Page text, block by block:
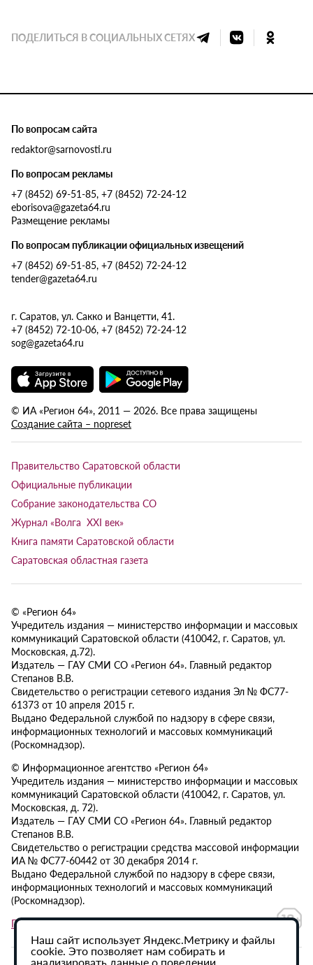
ПОДЕЛИТЬСЯ В СОЦИАЛЬНЫХ СЕТЯХ
По вопросам сайта
redaktor@sarnovosti.ru
По вопросам рекламы
+7 (8452) 69-51-85, +7 (8452) 72-24-12
eborisova@gazeta64.ru
Размещение рекламы
По вопросам публикации официальных извещений
+7 (8452) 69-51-85, +7 (8452) 72-24-12
tender@gazeta64.ru
г. Саратов, ул. Сакко и Ванцетти, 41.
+7 (8452) 72-10-06, +7 (8452) 72-24-12
sog@gazeta64.ru
© ИА «Регион 64», 2011 — 2026. Все права защищены
Создание сайта – nopreset
Правительство Саратовской области
Официальные публикации
Собрание законодательства СО
Журнал «Волга XXI век»
Книга памяти Саратовской области
Саратовская областная газета
© «Регион 64»
Учредитель издания — министерство информации и массовых
коммуникаций Саратовской области (410042, г. Саратов, ул.
Московская, д.72).
Издатель — ГАУ СМИ СО «Регион 64». Главный редактор
Степанов В.В.
Свидетельство о регистрации сетевого издания Эл № ФС77-
61373 от 10 апреля 2015 г.
Выдано Федеральной службой по надзору в сфере связи,
информационных технологий и массовых коммуникаций
(Роскомнадзор).
© Информационное агентство «Регион 64»
Учредитель издания — министерство информации и массовых
коммуникаций Саратовской области (410042, г. Саратов, ул.
Московская, д. 72).
Издатель — ГАУ СМИ СО «Регион 64». Главный редактор
Степанов В.В.
Свидетельство о регистрации средства массовой информации
ИА № ФС77-60442 от 30 декабря 2014 г.
Выдано Федеральной службой по надзору в сфере связи,
информационных технологий и массовых коммуникаций
(Роскомнадзор).
Политика в отношении обработки персональных данных
Наш сайт использует Яндекс.Метрику и файлы
cookie. Это позволяет нам собирать и